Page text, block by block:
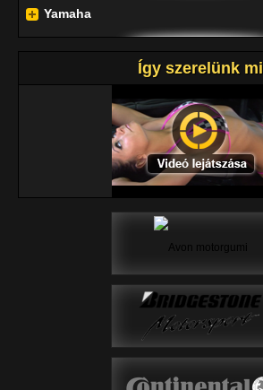
Yamaha
Így szerelünk mi